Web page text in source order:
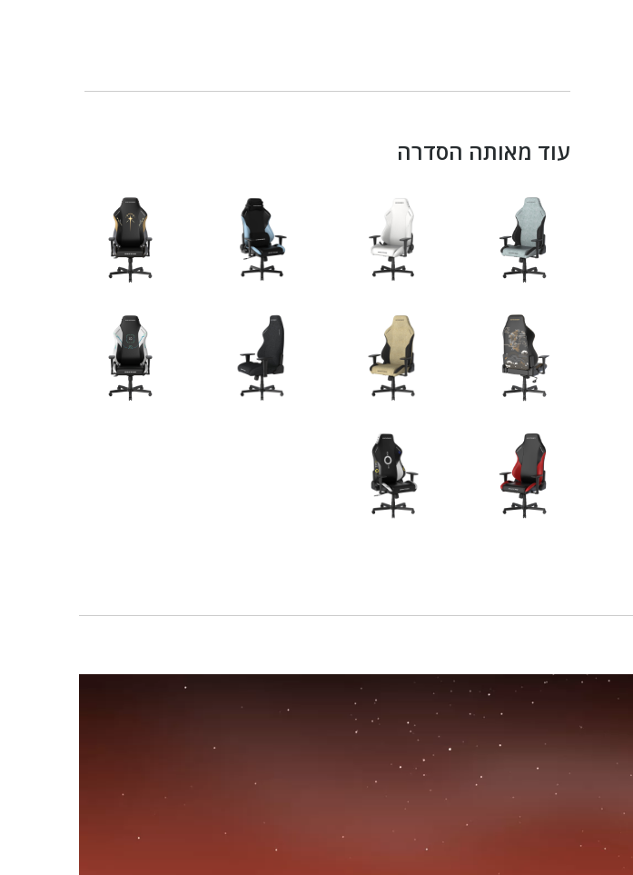
עוד מאותה הסדרה